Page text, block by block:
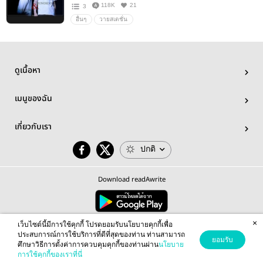
3 118K 21
อื่นๆ วายสเตชั่น
ดูเนื้อหา
เมนูของฉัน
เกี่ยวกับเรา
ปกติ
Download readAwrite
© 2026 readAwrite.com by MEB Corporation Public Company Limited
This site is protected by reCAPTCHA and the Google Privacy Policy Terms of Serviceapply.
เว็บไซต์นี้มีการใช้คุกกี้ โปรดยอมรับนโยบายคุกกี้เพื่อ
ประสบการณ์การใช้บริการที่ดีที่สุดของท่าน ท่านสามารถ
ศึกษาวิธีการตั้งค่าการควบคุมคุกกี้ของท่านผ่านนโยบาย
การใช้คุกกี้ของเราที่นี่
ยอมรับ
×